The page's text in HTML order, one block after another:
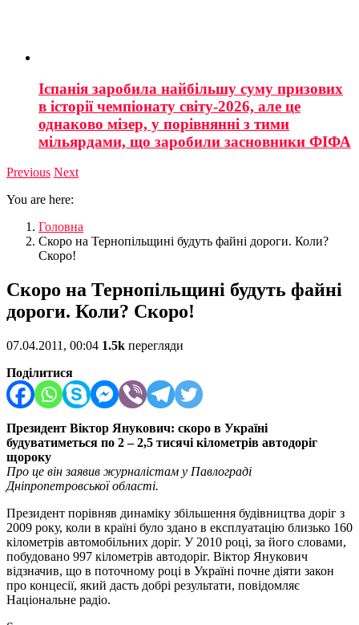
Іспанія заробила найбільшу суму призових
в історії чемпіонату світу-2026, але це
однаково мізер, у порівнянні з тими
мільярдами, що заробили засновники ФІФА
Previous Next
You are here:
Головна
Скоро на Тернопільщині будуть файні дороги. Коли?
Скоро!
Скоро на Тернопільщині будуть файні
дороги. Коли? Скоро!
07.04.2011, 00:04 1.5k перегляди
Поділитися
Президент Віктор Янукович: скоро в Україні
будуватиметься по 2 – 2,5 тисячі кілометрів автодоріг
щороку
Про це він заявив журналістам у Павлограді
Дніпропетровської області.
Президент порівняв динаміку збільшення будівництва доріг з
2009 року, коли в країні було здано в експлуатацію близько 160
кілометрів автомобільних доріг. У 2010 році, за його словами,
побудовано 997 кілометрів автодоріг. Віктор Янукович
відзначив, що в поточному році в Україні почне діяти закон
про концесії, який дасть добрі результати, повідомляє
Національне радіо.